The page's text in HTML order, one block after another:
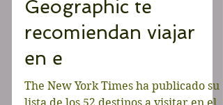
New York Times y
National
Geographic te
recomiendan viajar